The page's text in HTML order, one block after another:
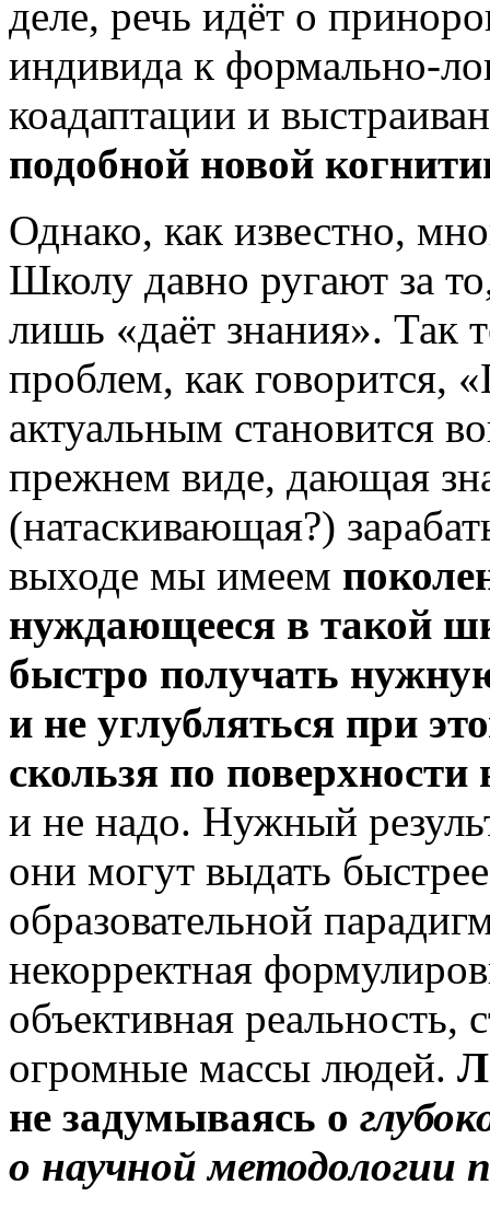
деле, речь идёт о
индивида к формально-
коадаптации и
подобной новой
Однако, как известно,
Школу давно ругают за
лишь «даёт знания». Так
проблем, как говорится,
актуальным становится
прежнем виде, дающая
(натаскивающая?)
выходе мы имеем
нуждающееся в такой
быстро получать
и не углубляться при
скользя по поверхности
и не надо. Нужный
они могут выдать
образовательной
некорректная
объективная реальность,
огромные массы людей.
не задумываясь о
о научной методологии